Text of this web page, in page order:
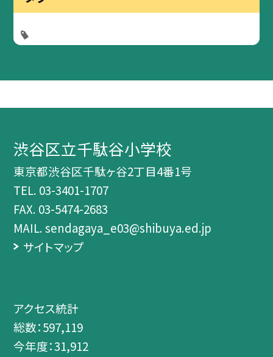
渋谷区立千駄谷小学校
東京都渋谷区千駄ヶ谷2丁目4番1号
TEL. 03-3401-1707
FAX. 03-5474-2683
MAIL. sendagaya_e03@shibuya.ed.jp
サイトマップ
アクセス統計
総数：597,119
今年度：31,912